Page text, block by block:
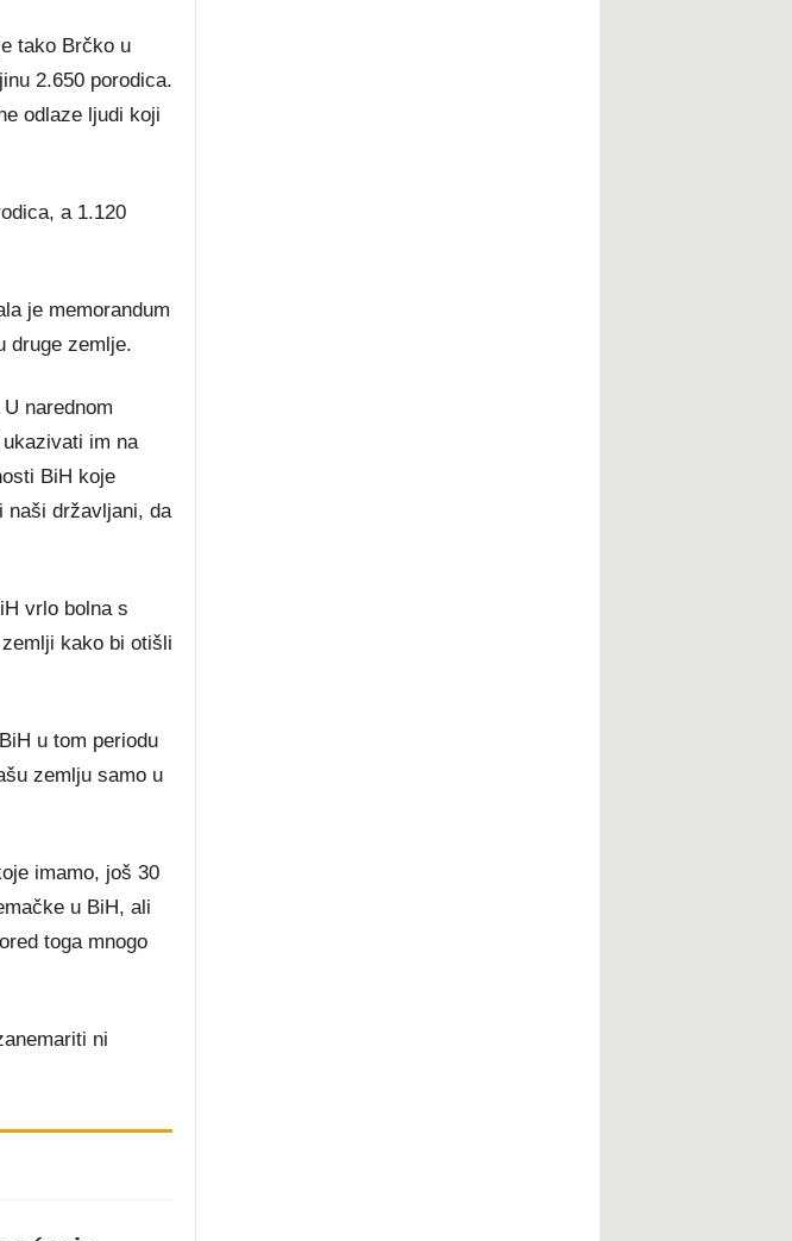
tako Brčko u
2.650 porodica.
odlaze ljudi koji
a 1.120
je memorandum
druge zemlje.
narednom
im na
BiH koje
naši državljani, da
vrlo bolna s
kako bi otišli
u tom periodu
zemlju samo u
imamo, još 30
u BiH, ali
toga mnogo
ni